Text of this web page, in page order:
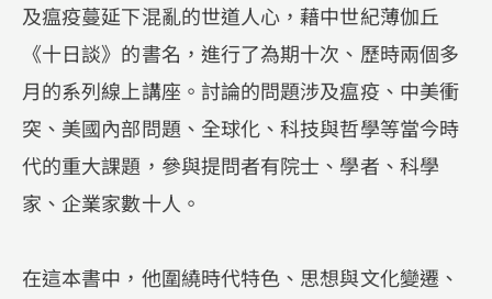
及瘟疫蔓延下混亂的世道人心，藉中世紀薄伽丘
《十日談》的書名，進行了為期十次、歷時兩個多
月的系列線上講座。討論的問題涉及瘟疫、中美衝
突、美國內部問題、全球化、科技與哲學等當今時
代的重大課題，參與提問者有院士、學者、科學
家、企業家數十人。
在這本書中，他圍繞時代特色、思想與文化變遷、